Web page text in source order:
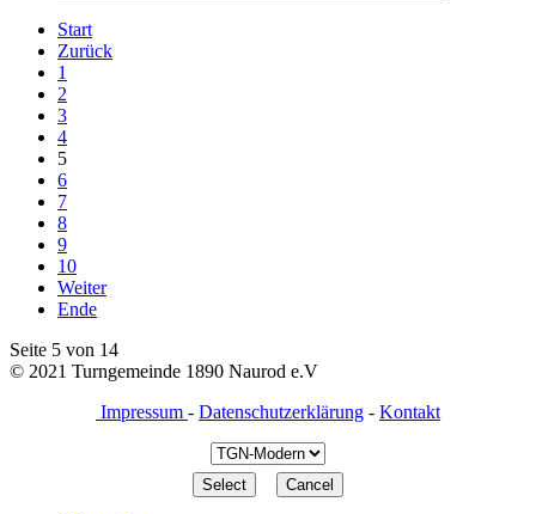
Start
Zurück
1
2
3
4
5
6
7
8
9
10
Weiter
Ende
Seite 5 von 14
© 2021 Turngemeinde 1890 Naurod e.V
Impressum - Datenschutzerklärung - Kontakt